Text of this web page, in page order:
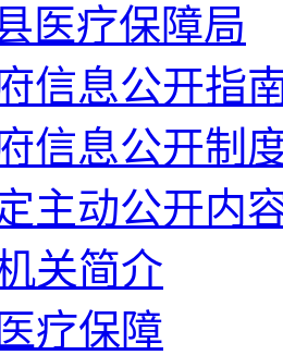
医疗保障局
信息公开指
信息公开制
主动公开内
关简介
医疗保障